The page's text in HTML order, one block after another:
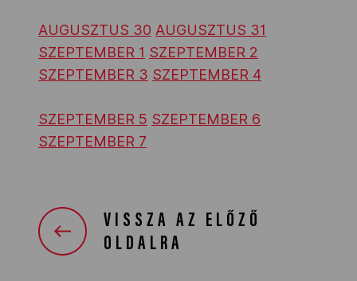
AUGUSZTUS 30 AUGUSZTUS 31
SZEPTEMBER 1 SZEPTEMBER 2
SZEPTEMBER 3 SZEPTEMBER 4
SZEPTEMBER 5 SZEPTEMBER 6
SZEPTEMBER 7
VISSZA AZ ELŐZŐ
OLDALRA